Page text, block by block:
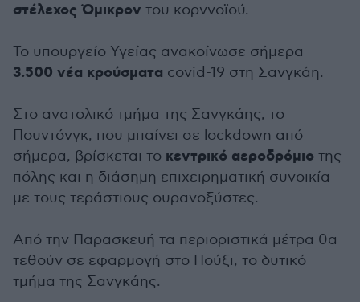
στέλεχος Όμικρον του κορvνοϊού.
Το υπουργείο Υγείας ανακοίνωσε σήμερα
3.500 νέα κρούσματα covid-19 στη Σανγκάη.
Στο ανατολικό τμήμα της Σανγκάης, το
Πουντόνγκ, που μπαίνει σε lockdown από
σήμερα, βρίσκεται το κεντρικό αεροδρόμιο της
πόλης και η διάσημη επιχειρηματική συνοικία
με τους τεράστιους ουρανοξύστες.
Από την Παρασκευή τα περιοριστικά μέτρα θα
τεθούν σε εφαρμογή στο Πούξι, το δυτικό
τμήμα της Σανγκάης.